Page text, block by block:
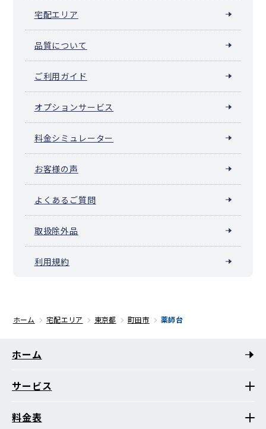
宅配エリア
品質について
ご利用ガイド
オプションサービス
料金シミュレーター
お客様の声
よくあるご質問
取扱除外品
利用規約
ホーム 宅配エリア 東京都 町田市 薬師台
ホーム
サービス
料金表